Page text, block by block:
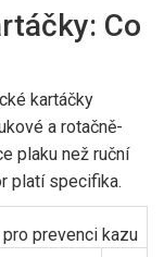
Co
kartáčky
a rotačně-
plaku než ruční
platí specifika.
prevenci kazu